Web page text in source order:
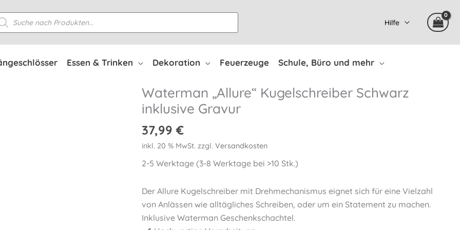
Hilfe
Essen & Trinken Dekoration Feuerzeuge Schule, Büro und mehr
Waterman „Allure“ Kugelschreiber Schwarz
inklusive Gravur
37,99 €
inkl. 20 % MwSt. zzgl. Versandkosten
2-5 Werktage (3-8 Werktage bei >10 Stk.)
Der Allure Kugelschreiber mit Drehmechanismus eignet sich für eine Vielzahl
von Anlässen wie alltägliches Schreiben, oder um ein Statement zu machen.
Inklusive Waterman Geschenkschachtel.